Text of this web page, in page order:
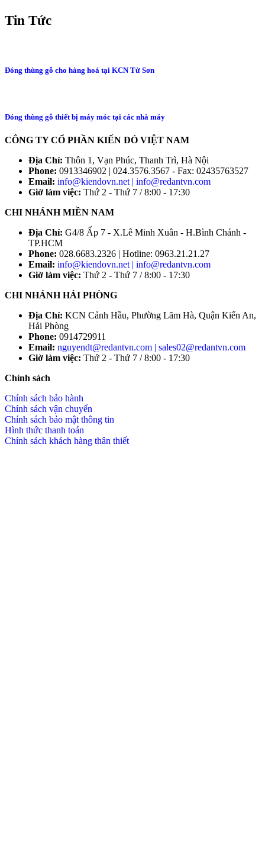
Tin Tức
Đóng thùng gỗ cho hàng hoá tại KCN Từ Sơn
Đóng thùng gỗ thiết bị máy móc tại các nhà máy
CÔNG TY CỔ PHẦN KIẾN ĐỎ VIỆT NAM
Địa Chỉ: Thôn 1, Vạn Phúc, Thanh Trì, Hà Nội
Phone: 0913346902 | 024.3576.3567 - Fax: 02435763527
Email: info@kiendovn.net | info@redantvn.com
Giờ làm việc: Thứ 2 - Thứ 7 / 8:00 - 17:30
CHI NHÁNH MIỀN NAM
Địa Chỉ: G4/8 Ấp 7 - X.Lê Minh Xuân - H.Bình Chánh -
TP.HCM
Phone: 028.6683.2326 | Hotline: 0963.21.21.27
Email: info@kiendovn.net | info@redantvn.com
Giờ làm việc: Thứ 2 - Thứ 7 / 8:00 - 17:30
CHI NHÁNH HẢI PHÒNG
Địa Chỉ: KCN Cảnh Hầu, Phường Lãm Hà, Quận Kiến An,
Hải Phòng
Phone: 0914729911
Email: nguyendt@redantvn.com | sales02@redantvn.com
Giờ làm việc: Thứ 2 - Thứ 7 / 8:00 - 17:30
Chính sách
Chính sách bảo hành
Chính sách vận chuyển
Chính sách bảo mật thông tin
Hình thức thanh toán
Chính sách khách hàng thân thiết